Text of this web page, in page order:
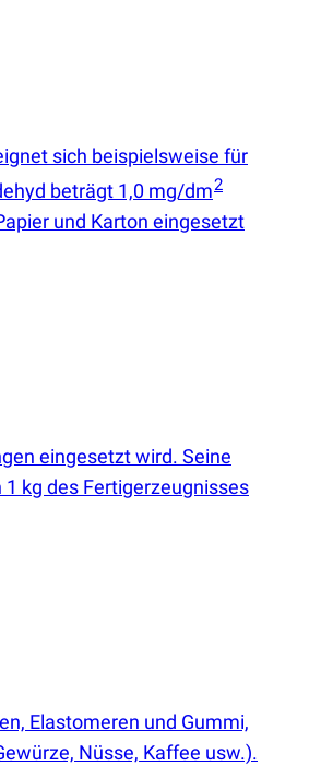
sich beispielsweise für
beträgt 1,0 mg/dm2
und Karton eingesetzt
eingesetzt wird. Seine
kg des Fertigerzeugnisses
Elastomeren und Gummi,
Nüsse, Kaffee usw.).